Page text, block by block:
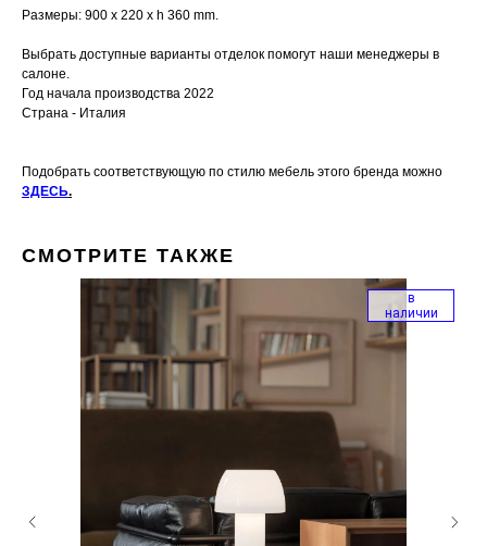
Размеры: 900 x 220 x h 360 mm.
Выбрать доступные варианты отделок помогут наши менеджеры в
салоне.
Год начала производства 2022
Страна - Италия
Подобрать соответствующую по стилю мебель этого бренда можно
ЗДЕСЬ.
СМОТРИТЕ ТАКЖЕ
в
наличии